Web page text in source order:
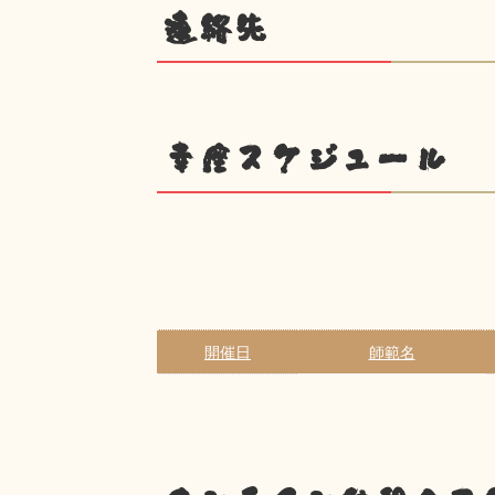
連絡先
幸座スケジュール
開催日 師範名